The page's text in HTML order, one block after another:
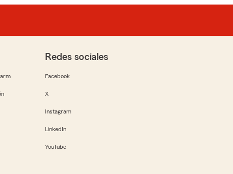
Redes sociales
Facebook
X
Instagram
LinkedIn
YouTube